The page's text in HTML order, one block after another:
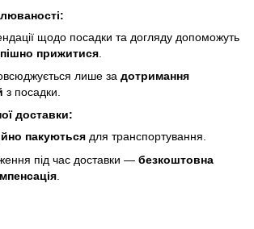
щодо посадки та догляду допоможуть
прижитися
лише за дотримання
з посадки.
доставки:
пакуються для транспортування.
під час доставки — безкоштовна